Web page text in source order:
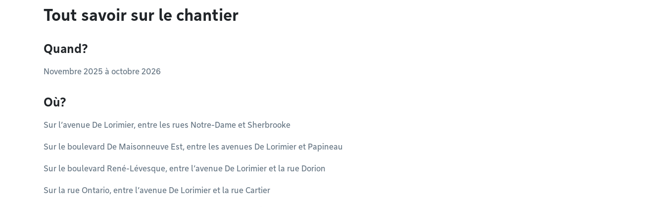
Tout savoir sur le chantier
Quand?
Novembre 2025 à octobre 2026
Où?
Sur l’avenue De Lorimier, entre les rues Notre-Dame et Sherbrooke​
Sur le boulevard De Maisonneuve Est, entre les avenues De Lorimier et Papineau​
Sur le boulevard René-Lévesque, entre l’avenue De Lorimier​ et la rue Dorion
Sur la rue Ontario, entre l’avenue De Lorimier et la rue Cartier